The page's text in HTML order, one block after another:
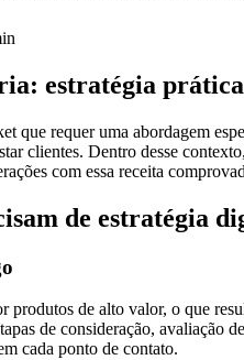
estratégia prática
que requer uma abordagem
clientes. Dentro desse
com essa receita
de estratégia
produtos de alto valor, o que
de consideração, avaliação
cada ponto de contato.